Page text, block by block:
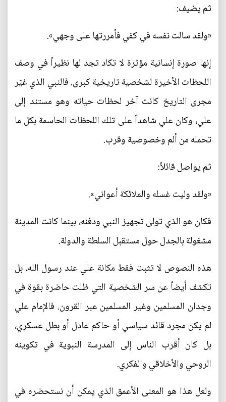
ثم يضيف:
«ولقد سالت نفسه في كفي فأمررتها على وجهي».
إنها صورة إنسانية مؤثرة لا تكاد تجد لها نظيراً في وصف
اللحظات الأخيرة لشخصية تاريخية كبرى. فالنبي الذي غيّر
مجرى التاريخ كانت آخر لحظات حياته وهو مستند إلى
علي، وكان علي شاهداً على تلك اللحظات الحاسمة بكل ما
تحمله من ألم وخصوصية وقرب.
ثم يواصل قائلاً:
«ولقد وليت غسله والملائكة أعواني».
فكان هو الذي تولى تجهيز النبي ودفنه، بينما كانت المدينة
مشغولة بالجدل حول مستقبل السلطة والدولة.
هذه النصوص لا تثبت فقط مكانة علي عند رسول الله، بل
تكشف أيضاً عن سر الشخصية التي ظلت حاضرة بقوة في
وجدان المسلمين وغير المسلمين عبر القرون. فالإمام علي
لم يكن مجرد قائد سياسي أو حاكم عادل أو بطل عسكري،
بل كان أقرب الناس إلى المدرسة النبوية في تكوينه
الروحي والأخلاقي والفكري.
ولعل هذا هو المعنى الأعمق الذي يمكن أن نستحضره في